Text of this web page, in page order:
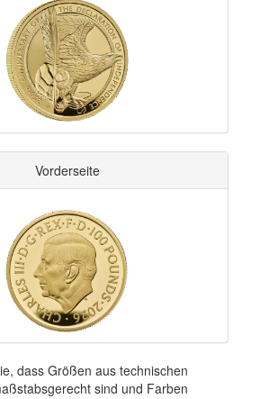
Vorderseite
dass Größen aus technischen
sind und Farben